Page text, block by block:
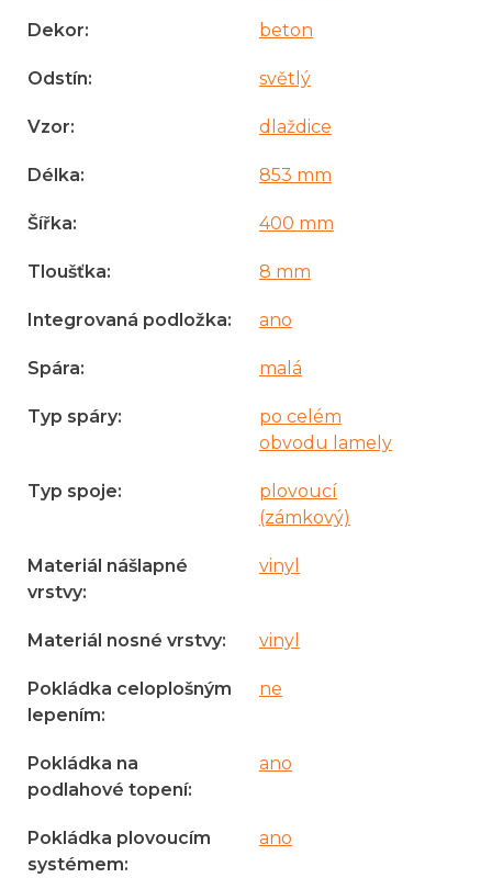
Dekor: beton
Odstín: světlý
Vzor: dlaždice
Délka: 853 mm
Šířka: 400 mm
Tloušťka: 8 mm
Integrovaná podložka: ano
Spára: malá
Typ spáry:
po celém
obvodu lamely
Typ spoje:
plovoucí
(zámkový)
Materiál nášlapné
vrstvy:
vinyl
Materiál nosné vrstvy: vinyl
Pokládka celoplošným
lepením:
ne
Pokládka na
podlahové topení:
ano
Pokládka plovoucím
systémem:
ano